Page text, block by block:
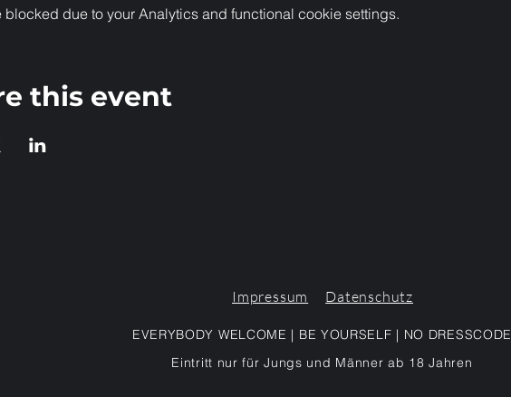
blocked due to your Analytics and functional cookie settings.
this event
Impressum Datenschutz
EVERYBODY WELCOME | BE YOURSELF | NO DRESSCODE
Eintritt nur für Jungs und Männer ab 18 Jahren